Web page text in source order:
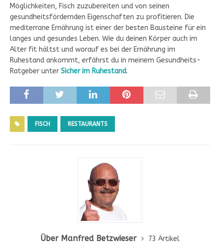
y
V
i
d
e
o
Möglichkeiten, Fisch zuzubereiten und von seinen
gesundheitsfördernden Eigenschaften zu profitieren. Die
mediterrane Ernährung ist einer der besten Bausteine für ein
langes und gesundes Leben. Wie du deinen Körper auch im
Alter fit hältst und worauf es bei der Ernährung im
Ruhestand ankommt, erfährst du in meinem Gesundheits-
Ratgeber unter Sicher im Ruhestand.
FISCH RESTAURANTS
Über Manfred Betzwieser
73 Artikel